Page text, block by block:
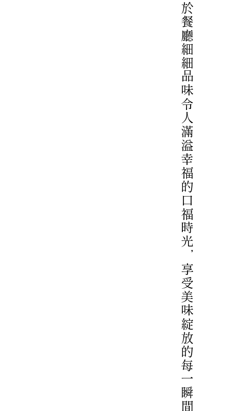
於餐廳細細品味令人滿溢幸福的口福時光，享受美味綻放的每一瞬間。